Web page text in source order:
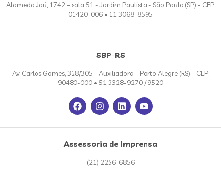
Alameda Jaú, 1742 – sala 51 - Jardim Paulista - São Paulo (SP) - CEP:
01420-006 • 11 3068-8595
SBP-RS
Av. Carlos Gomes, 328/305 - Auxiliadora - Porto Alegre (RS) - CEP:
90480-000 • 51 3328-9270 / 9520
Assessoria de Imprensa
(21) 2256-6856